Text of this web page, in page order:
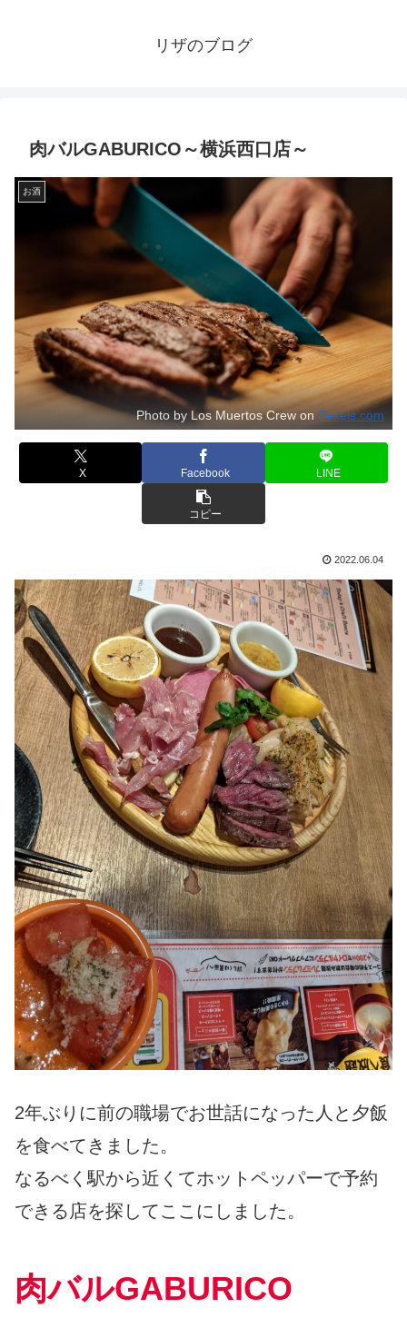
リザのブログ
肉バルGABURICO～横浜西口店～
お酒
Photo by Los Muertos Crew on Pexels.com
X Facebook LINE
コピー
2022.06.04
2年ぶりに前の職場でお世話になった人と夕飯
を食べてきました。
なるべく駅から近くてホットペッパーで予約
できる店を探してここにしました。
肉バルGABURICO